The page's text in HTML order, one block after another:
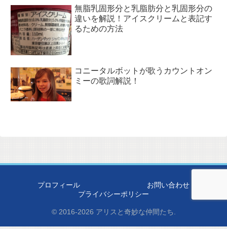
無脂乳固形分と乳脂肪分と乳固形分の
違いを解説！アイスクリームと表記す
るための方法
コニータルボットが歌うカウントオン
ミーの歌詞解説！
プロフィール
お問い合わせ
プライバシーポリシー
© 2016-2026 アリスと奇妙な仲間たち.